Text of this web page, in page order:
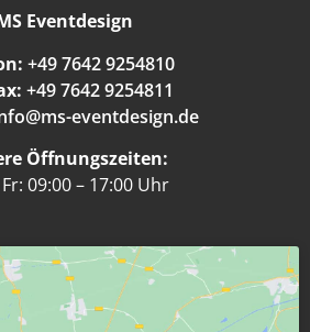
Eventdesign
+49 7642 9254810
+49 7642 9254811
eventdesign.de
Öffnungszeiten:
09:00 – 17:00 Uhr